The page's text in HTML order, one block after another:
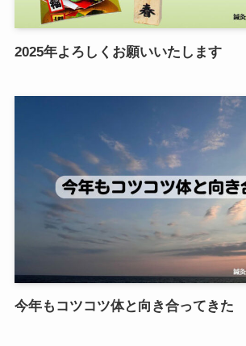
2025年よろしくお願いいたします
今年もコツコツ体と向き合ってきた